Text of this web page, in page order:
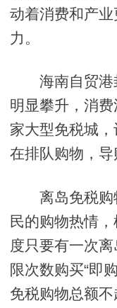
动着消费和产
力。
海南自贸港
明显攀升，消
家大型免税城
在排队购物，导
离岛免税购
民的购物热情
度只要有一次
限次数购买“即
免税购物总额不